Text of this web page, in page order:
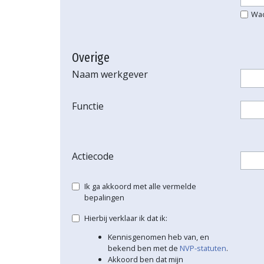
Overige
Naam werkgever
Functie
Actiecode
Ik ga akkoord met alle vermelde
bepalingen
Hierbij verklaar ik dat ik:
Kennisgenomen heb van, en
bekend ben met de NVP-statuten.
Akkoord ben dat mijn